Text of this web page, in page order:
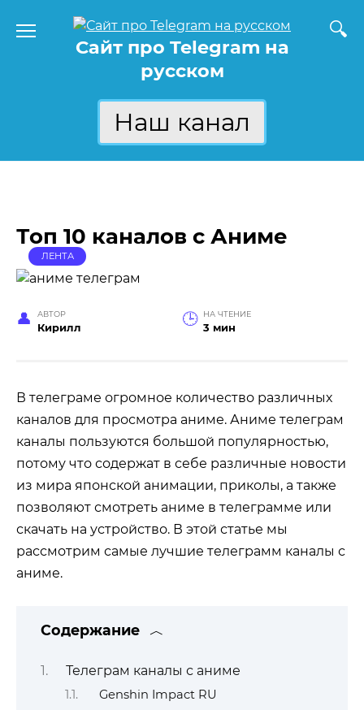
содержаниюСайт про Telegram на
русском
Наш канал
Топ 10 каналов с Аниме
ЛЕНТА
АВТОР
Кирилл
НА ЧТЕНИЕ
3 мин
В телеграме огромное количество различных
каналов для просмотра аниме. Аниме телеграм
каналы пользуются большой популярностью,
потому что содержат в себе различные новости
из мира японской анимации, приколы, а также
позволяют смотреть аниме в телеграмме или
скачать на устройство. В этой статье мы
рассмотрим самые лучшие телеграмм каналы с
аниме.
Содержание
Телеграм каналы с аниме
Genshin Impact RU